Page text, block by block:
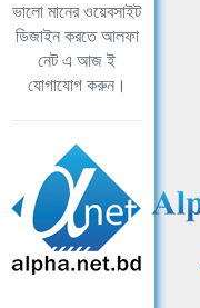
ভালো মানের ওয়েবসাইট
ডিজাইন করতে আলফা
নেট এ আজ ই
যোগাযোগ করুন।